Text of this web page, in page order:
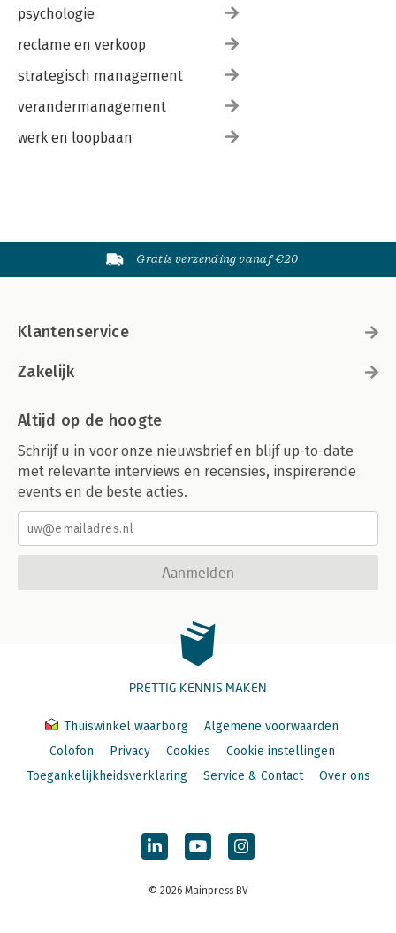
psychologie
reclame en verkoop
strategisch management
verandermanagement
werk en loopbaan
Gratis verzending vanaf €20
Klantenservice
Zakelijk
Altijd op de hoogte
Schrijf u in voor onze nieuwsbrief en blijf up-to-date
met relevante interviews en recensies, inspirerende
events en de beste acties.
Aanmelden
PRETTIG KENNIS MAKEN
Thuiswinkel waarborg
Algemene voorwaarden
Colofon
Privacy Cookies
Cookie instellingen
Toegankelijkheidsverklaring
Service & Contact Over ons
© 2026 Mainpress BV